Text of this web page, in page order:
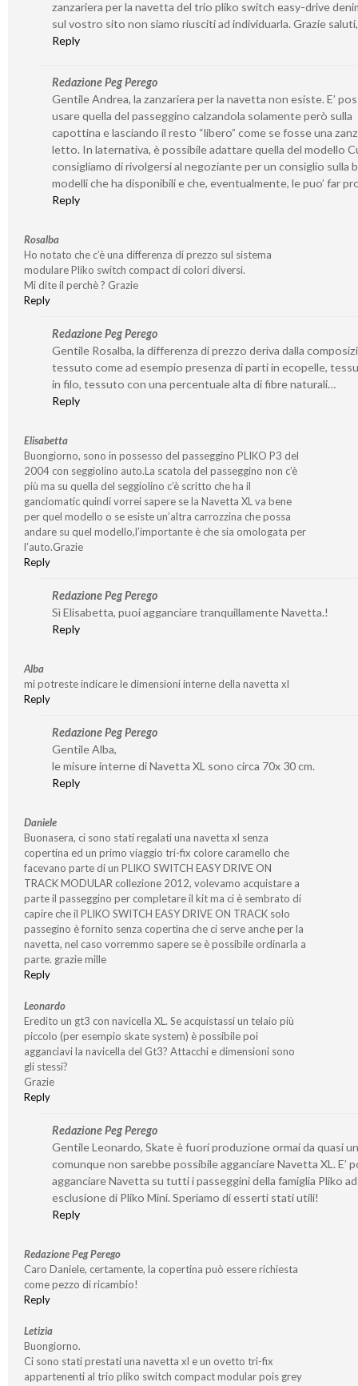
zanzariera per la navetta del trio pliko switch easy-drive
sul vostro sito non siamo riusciti ad individuarla. Grazie
Reply
Redazione Peg Perego
Gentile Andrea, la zanzariera per la navetta non esiste. E’
usare quella del passeggino calzandola solamente però sulla
capottina e lasciando il resto “libero” come se fosse una
letto. In laternativa, è possibile adattare quella del modello
consigliamo di rivolgersi al negoziante per un consiglio sulla
modelli che ha disponibili e che, eventualmente, le puo’ far
Reply
Rosalba
Ho notato che c’è una differenza di prezzo sul sistema
modulare Pliko switch compact di colori diversi.
Mi dite il perchè ? Grazie
Reply
Redazione Peg Perego
Gentile Rosalba, la differenza di prezzo deriva dalla
tessuto come ad esempio presenza di parti in ecopelle,
in filo, tessuto con una percentuale alta di fibre naturali…
Reply
Elisabetta
Buongiorno, sono in possesso del passeggino PLIKO P3 del
2004 con seggiolino auto.La scatola del passeggino non c’è
più ma su quella del seggiolino c’è scritto che ha il
ganciomatic quindi vorrei sapere se la Navetta XL va bene
per quel modello o se esiste un’altra carrozzina che possa
andare su quel modello,l’importante è che sia omologata per
l’auto.Grazie
Reply
Redazione Peg Perego
Sì Elisabetta, puoi agganciare tranquillamente Navetta.!
Reply
Alba
mi potreste indicare le dimensioni interne della navetta xl
Reply
Redazione Peg Perego
Gentile Alba,
le misure interne di Navetta XL sono circa 70x 30 cm.
Reply
Daniele
Buonasera, ci sono stati regalati una navetta xl senza
copertina ed un primo viaggio tri-fix colore caramello che
facevano parte di un PLIKO SWITCH EASY DRIVE ON
TRACK MODULAR collezione 2012, volevamo acquistare a
parte il passeggino per completare il kit ma ci è sembrato di
capire che il PLIKO SWITCH EASY DRIVE ON TRACK solo
passegino è fornito senza copertina che ci serve anche per la
navetta, nel caso vorremmo sapere se è possibile ordinarla a
parte. grazie mille
Reply
Leonardo
Eredito un gt3 con navicella XL. Se acquistassi un telaio più
piccolo (per esempio skate system) è possibile poi
agganciavi la navicella del Gt3? Attacchi e dimensioni sono
gli stessi?
Grazie
Reply
Redazione Peg Perego
Gentile Leonardo, Skate è fuori produzione ormai da quasi
comunque non sarebbe possibile agganciare Navetta XL. E’
agganciare Navetta su tutti i passeggini della famiglia Pliko ad
esclusione di Pliko Mini. Speriamo di esserti stati utili!
Reply
Redazione Peg Perego
Caro Daniele, certamente, la copertina può essere richiesta
come pezzo di ricambio!
Reply
Letizia
Buongiorno.
Ci sono stati prestati una navetta xl e un ovetto tri-fix
appartenenti al trio pliko switch compact modular pois grey